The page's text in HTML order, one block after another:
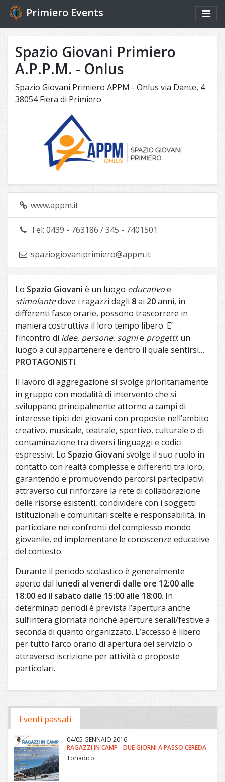
Primiero Events
Spazio Giovani Primiero
A.P.P.M. - Onlus
Spazio Giovani Primiero APPM - Onlus via Dante, 4
38054 Fiera di Primiero
www.appm.it
Tel: 0439 - 763186 / 345 - 7401501
spaziogiovaniprimiero@appm.it
Lo Spazio Giovani è un luogo educativoe
stimolantedove i ragazzi dagli 8ai 20anni, in
differenti fasce orarie, possono trascorrere in
maniera costruttiva il loro tempo libero. E’
l’incontro di idee, persone, sognie progetti: un
luogo a cui appartenere e dentro il quale sentirsi…
PROTAGONISTI.
Il lavoro di aggregazione si svolge prioritariamente
in gruppo con modalità di intervento che si
sviluppano principalmente attorno a campi di
interesse tipici dei giovani con proposte nell’ambito
creativo, musicale, teatrale, sportivo, culturale o di
contaminazione tra diversi linguaggi e codici
espressivi. Lo Spazio Giovani svolge il suo ruolo in
contatto con realtà complesse e differenti tra loro,
garantendo e promuovendo percorsi partecipativi
attraverso cui rinforzare la rete di collaborazione
delle risorse esistenti, condividere con i soggetti
istituzionali e comunitari scelte e responsabilità, in
particolare nei confronti del complesso mondo
giovanile, ed implementare le conoscenze educative
del contesto.
Durante il periodo scolastico è generalmente
aperto dal lunedì al venerdì dalle ore 12:00 alle
18:00ed il sabato dalle 15:00 alle 18:00. In
determinati periodi è prevista l’apertura anche
sull’intera giornata nonché aperture serali/festive a
seconda di quanto organizzato. L’accesso è libero
per tutto l’arco orario di apertura del servizio o
attraverso iscrizione per attività o proposte
particolari.
Eventi passati
04/05 GENNAIO 2016
RAGAZZI IN CAMP - DUE GIORNI A PASSO CEREDA
Tonadico